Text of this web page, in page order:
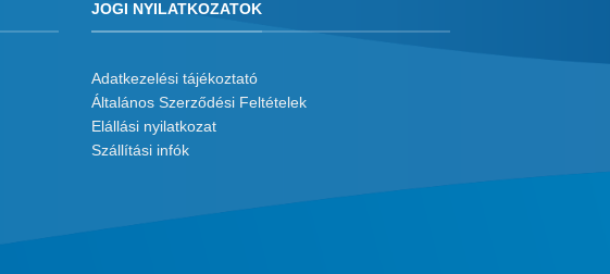
JOGI NYILATKOZATOK
Adatkezelési tájékoztató
Általános Szerződési Feltételek
Elállási nyilatkozat
Szállítási infók